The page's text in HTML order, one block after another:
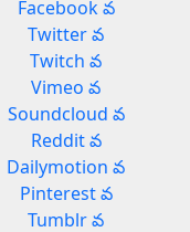
Facebook వ
Twitter వ
Twitch వ
Vimeo వ
Soundcloud వ
Reddit వ
Dailymotion వ
Pinterest వ
Tumblr వ